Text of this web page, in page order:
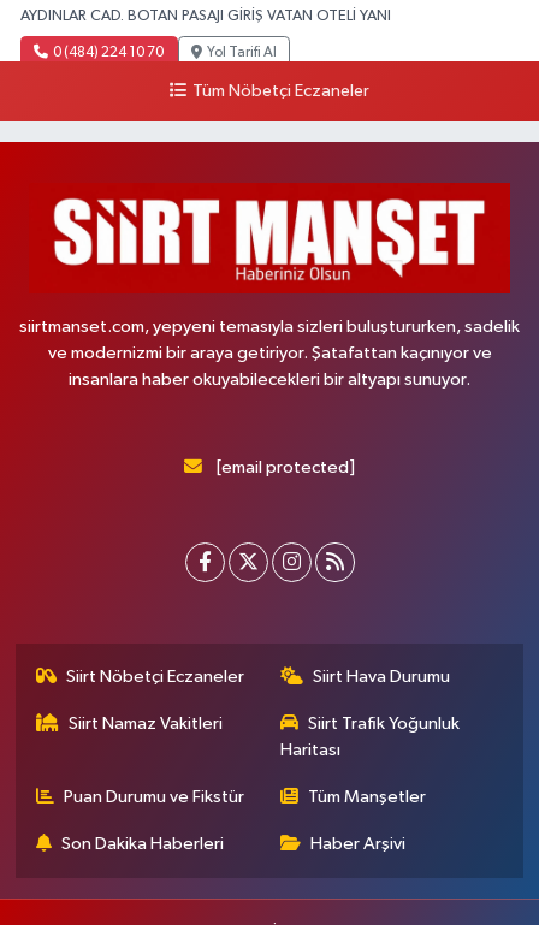
AYDINLAR CAD. BOTAN PASAJI GİRİŞ VATAN OTELİ YANI
0 (484) 224 10 70 Yol Tarifi Al
Tüm Nöbetçi Eczaneler
siirtmanset.com, yepyeni temasıyla sizleri buluştururken, sadelik
ve modernizmi bir araya getiriyor. Şatafattan kaçınıyor ve
insanlara haber okuyabilecekleri bir altyapı sunuyor.
[email protected]
Siirt Nöbetçi Eczaneler Siirt Hava Durumu
Siirt Namaz Vakitleri
Siirt Trafik Yoğunluk
Haritası
Puan Durumu ve Fikstür Tüm Manşetler
Son Dakika Haberleri Haber Arşivi